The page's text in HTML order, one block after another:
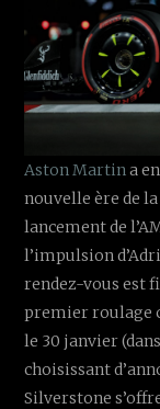
Aston Martina
nouvelle ère de
lancement de
l’impulsion
rendez-vous est
premier roulage
le 30 janvier
choisissant
Silverstone